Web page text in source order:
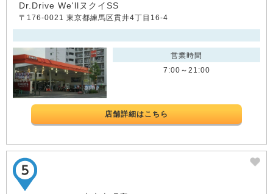
Dr.Drive We'llヌクイSS
〒176-0021 東京都練馬区貫井4丁目16-4
営業時間
7:00～21:00
店舗詳細はこちら